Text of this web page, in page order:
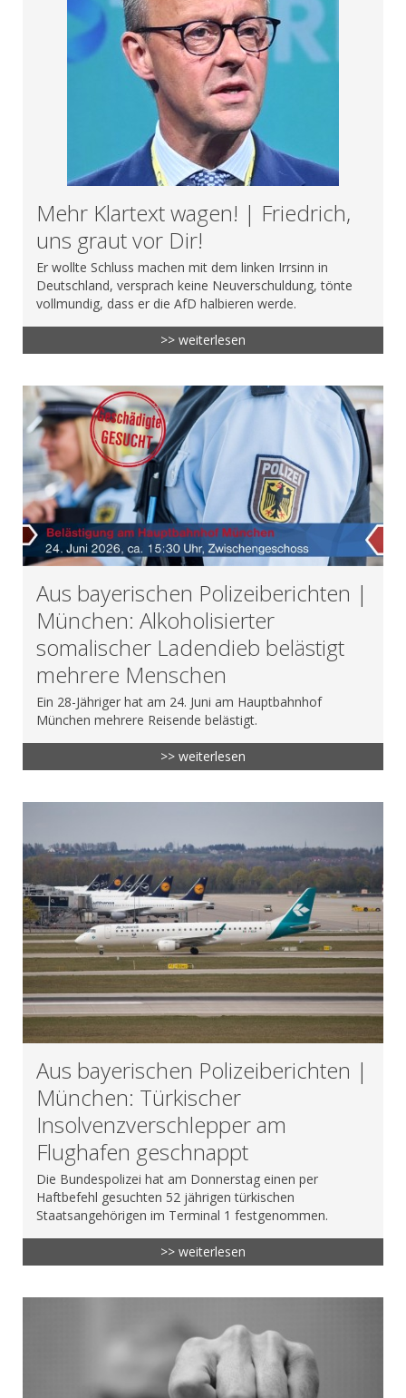
Mehr Klartext wagen! | Friedrich,
uns graut vor Dir!
Er wollte Schluss machen mit dem linken Irrsinn in
Deutschland, versprach keine Neuverschuldung, tönte
vollmundig, dass er die AfD halbieren werde.
>> weiterlesen
Aus bayerischen Polizeiberichten |
München: Alkoholisierter
somalischer Ladendieb belästigt
mehrere Menschen
Ein 28-Jähriger hat am 24. Juni am Hauptbahnhof
München mehrere Reisende belästigt.
>> weiterlesen
Aus bayerischen Polizeiberichten |
München: Türkischer
Insolvenzverschlepper am
Flughafen geschnappt
Die Bundespolizei hat am Donnerstag einen per
Haftbefehl gesuchten 52 jährigen türkischen
Staatsangehörigen im Terminal 1 festgenommen.
>> weiterlesen